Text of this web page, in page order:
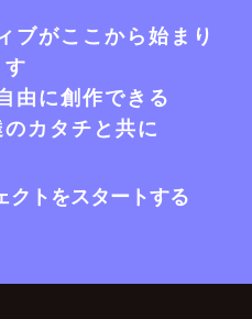
ブがここから始まり
す
由に創作できる
カタチと共に
クトをスタートする